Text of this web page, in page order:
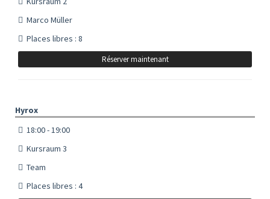
Marco Müller
Places libres : 8
Réserver maintenant
Hyrox
18:00 - 19:00
Kursraum 3
Team
Places libres : 4